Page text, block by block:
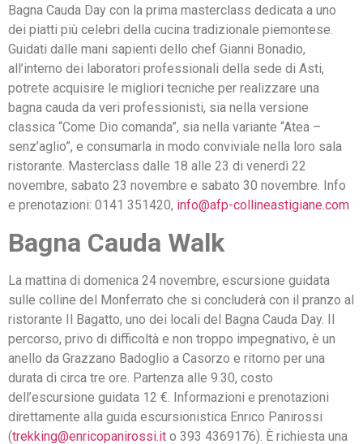
Bagna Cauda Day con la prima masterclass dedicata a uno
dei piatti più celebri della cucina tradizionale piemontese.
Guidati dalle mani sapienti dello chef Gianni Bonadio,
all’interno dei laboratori professionali della sede di Asti,
potrete acquisire le migliori tecniche per realizzare una
bagna cauda da veri professionisti, sia nella versione
classica “Come Dio comanda”, sia nella variante “Atea –
senz’aglio”, e consumarla in modo conviviale nella loro sala
ristorante. Masterclass dalle 18 alle 23 di venerdì 22
novembre, sabato 23 novembre e sabato 30 novembre. Info
e prenotazioni: 0141 351420, info@afp-collineastigiane.com
Bagna Cauda Walk
La mattina di domenica 24 novembre, escursione guidata
sulle colline del Monferrato che si concluderà con il pranzo al
ristorante Il Bagatto, uno dei locali del Bagna Cauda Day. Il
percorso, privo di difficoltà e non troppo impegnativo, è un
anello da Grazzano Badoglio a Casorzo e ritorno per una
durata di circa tre ore. Partenza alle 9.30, costo
dell’escursione guidata 12 €. Informazioni e prenotazioni
direttamente alla guida escursionistica Enrico Panirossi
(trekking@enricopanirossi.it o 393 4369176). È richiesta una